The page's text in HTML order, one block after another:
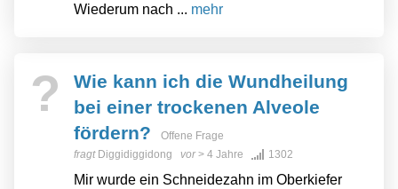
Wiederum nach ... mehr
?
Wie kann ich die Wundheilung
bei einer trockenen Alveole
fördern?
Offene Frage
fragt Diggidiggidong vor> 4 Jahre 1302
Mir wurde ein Schneidezahn im Oberkiefer